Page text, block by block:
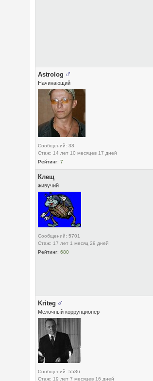
Astrolog
Начинающий
Сообщений: 38
Стаж: 14 лет 10 месяцев 17 дней
Рейтинг: 7
Клещ
живучий
Сообщений: 5701
Стаж: 17 лет 1 месяц 29 дней
Рейтинг: 680
Kriteg
Мелочный коррупционер
Сообщений: 5586
Стаж: 19 лет 7 месяцев 16 дней